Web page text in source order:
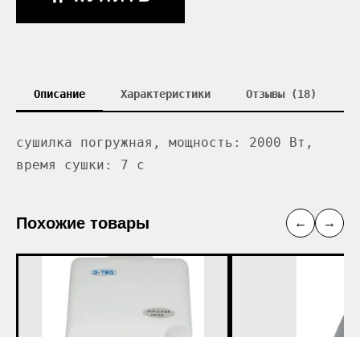
Описание Характеристики Отзывы (18)
сушилка погружная, мощность: 2000 Вт,
время сушки: 7 с
Похожие товары ← →